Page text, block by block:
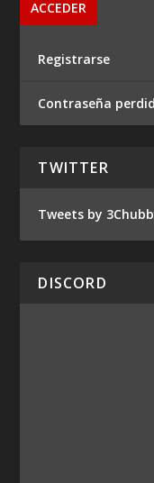
Registrarse
Contraseña
TWITTER
Tweets by
DISCORD